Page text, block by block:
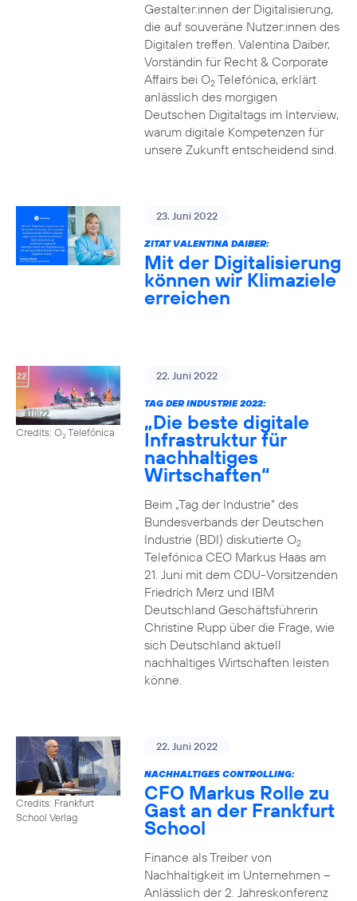
Gestalter:innen der Digitalisierung,
die auf souveräne Nutzer:innen des
Digitalen treffen. Valentina Daiber,
Vorständin für Recht & Corporate
Affairs bei O2Telefónica, erklärt
anlässlich des morgigen
Deutschen Digitaltags im Interview,
warum digitale Kompetenzen für
unsere Zukunft entscheidend sind.
23. Juni 2022
ZITAT VALENTINA DAIBER:
Mit der Digitalisierung
können wir Klimaziele
erreichen
Credits: O2Telefónica
22. Juni 2022
TAG DER INDUSTRIE 2022:
„Die beste digitale
Infrastruktur für
nachhaltiges
Wirtschaften“
Beim „Tag der Industrie“ des
Bundesverbands der Deutschen
Industrie (BDI) diskutierte O2
Telefónica CEO Markus Haas am
21. Juni mit dem CDU-Vorsitzenden
Friedrich Merz und IBM
Deutschland Geschäftsführerin
Christine Rupp über die Frage, wie
sich Deutschland aktuell
nachhaltiges Wirtschaften leisten
könne.
Credits: Frankfurt
School Verlag
22. Juni 2022
NACHHALTIGES CONTROLLING:
CFO Markus Rolle zu
Gast an der Frankfurt
School
Finance als Treiber von
Nachhaltigkeit im Unternehmen –
Anlässlich der 2. Jahreskonferenz